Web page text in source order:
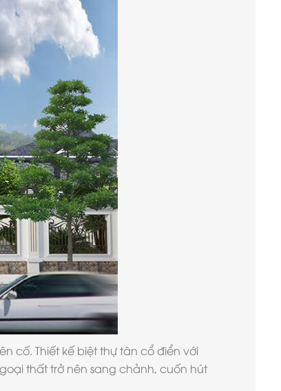
cố. Thiết kế biệt thự tân cổ điển với
thất trở nên sang chảnh, cuốn hút